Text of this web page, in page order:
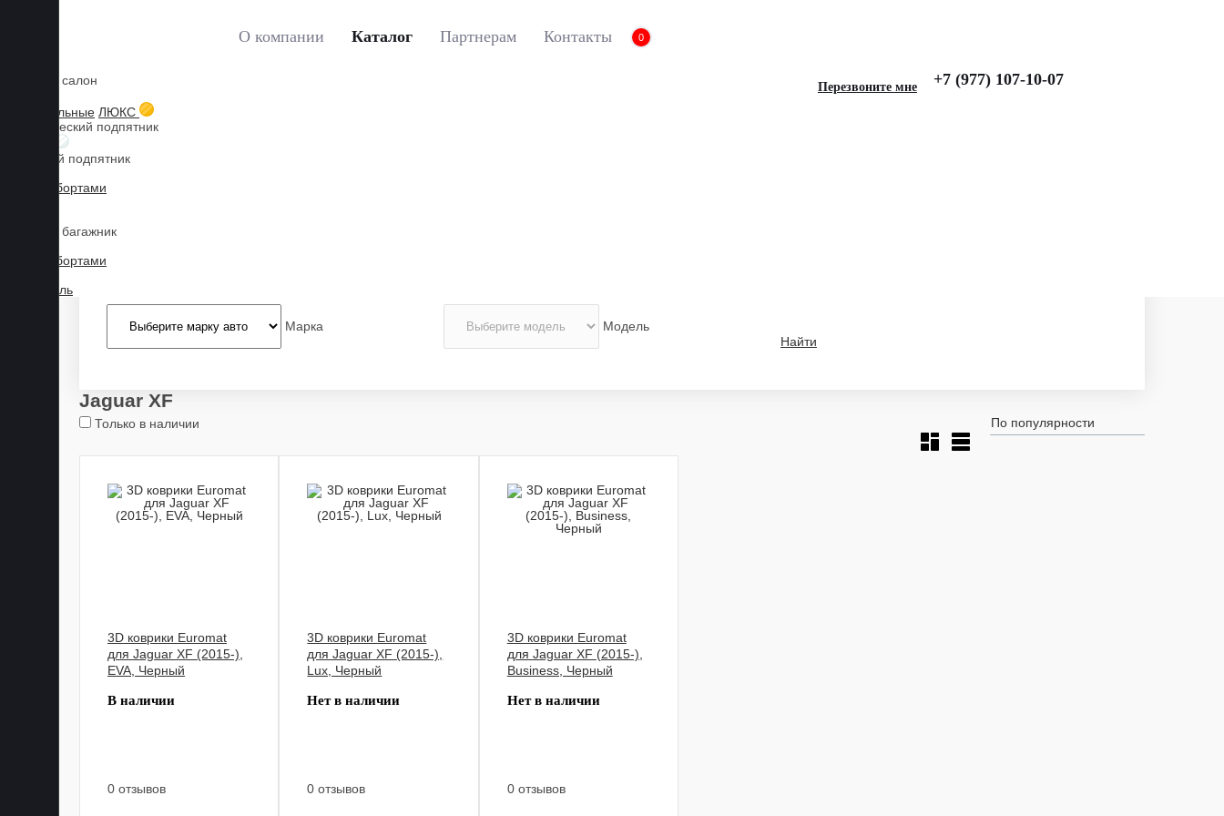
О компании Каталог Партнерам Контакты 0
+7 (977) 107-10-07
Перезвоните мне
Коврики в салон
3D текстильные ЛЮКС
Металлический подпятник
Резиновый подпятник
3D Eva с бортами
Коврики в багажник
3D Eva с бортами
3D Текстиль
Главная
Марка
Модель
Найти
Jaguar XF
По популярности
Только в наличии
3D коврики Euromat
для Jaguar XF (2015-),
EVA, Черный
В наличии
0 отзывов
3D коврики Euromat
для Jaguar XF (2015-),
Lux, Черный
Нет в наличии
0 отзывов
3D коврики Euromat
для Jaguar XF (2015-),
Business, Черный
Нет в наличии
0 отзывов